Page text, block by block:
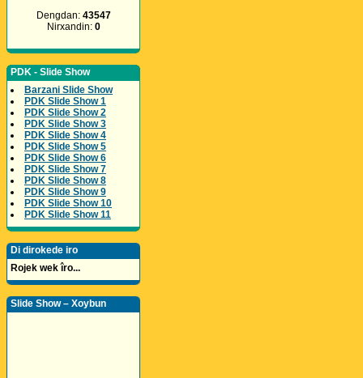
Dengdan: 43547
Nirxandin: 0
PDK - Slide Show
Barzani Slide Show
PDK Slide Show 1
PDK Slide Show 2
PDK Slide Show 3
PDK Slide Show 4
PDK Slide Show 5
PDK Slide Show 6
PDK Slide Show 7
PDK Slide Show 8
PDK Slide Show 9
PDK Slide Show 10
PDK Slide Show 11
Di dirokede iro
Rojek wek îro...
Slide Show – Xoybun